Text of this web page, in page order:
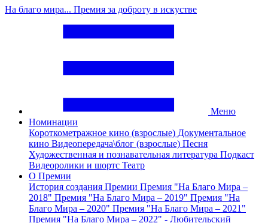
На благо мира... Премия за доброту в искустве
Меню
Номинации
Короткометражное кино (взрослые) Документальное
кино Видеопередача\блог (взрослые) Песня
Художественная и познавательная литература Подкаст
Видеоролики и шортс Театр
О Премии
История создания Премии Премия "На Благо Мира –
2018" Премия "На Благо Мира – 2019" Премия "На
Благо Мира – 2020" Премия "На Благо Мира – 2021"
Премия "На Благо Мира – 2022" - Любительский